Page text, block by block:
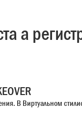
а
В Виртуальном